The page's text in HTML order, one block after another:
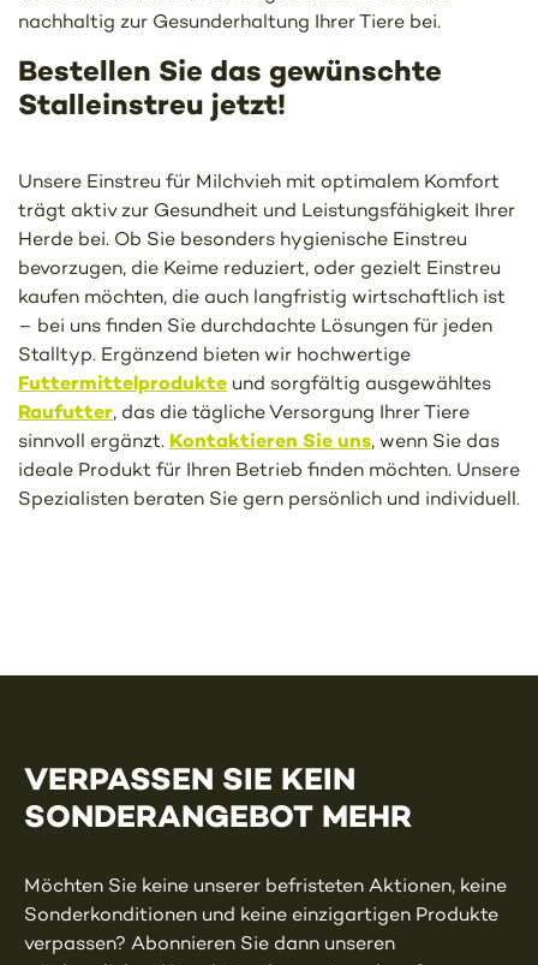
nachhaltig zur Gesunderhaltung Ihrer Tiere bei.
Bestellen Sie das gewünschte
Stalleinstreu jetzt!
Unsere Einstreu für Milchvieh mit optimalem Komfort
trägt aktiv zur Gesundheit und Leistungsfähigkeit Ihrer
Herde bei. Ob Sie besonders hygienische Einstreu
bevorzugen, die Keime reduziert, oder gezielt Einstreu
kaufen möchten, die auch langfristig wirtschaftlich ist
– bei uns finden Sie durchdachte Lösungen für jeden
Stalltyp. Ergänzend bieten wir hochwertige
Futtermittelprodukte und sorgfältig ausgewähltes
Raufutter, das die tägliche Versorgung Ihrer Tiere
sinnvoll ergänzt. Kontaktieren Sie uns, wenn Sie das
ideale Produkt für Ihren Betrieb finden möchten. Unsere
Spezialisten beraten Sie gern persönlich und individuell.
VERPASSEN SIE KEIN
SONDERANGEBOT MEHR
Möchten Sie keine unserer befristeten Aktionen, keine
Sonderkonditionen und keine einzigartigen Produkte
verpassen? Abonnieren Sie dann unseren